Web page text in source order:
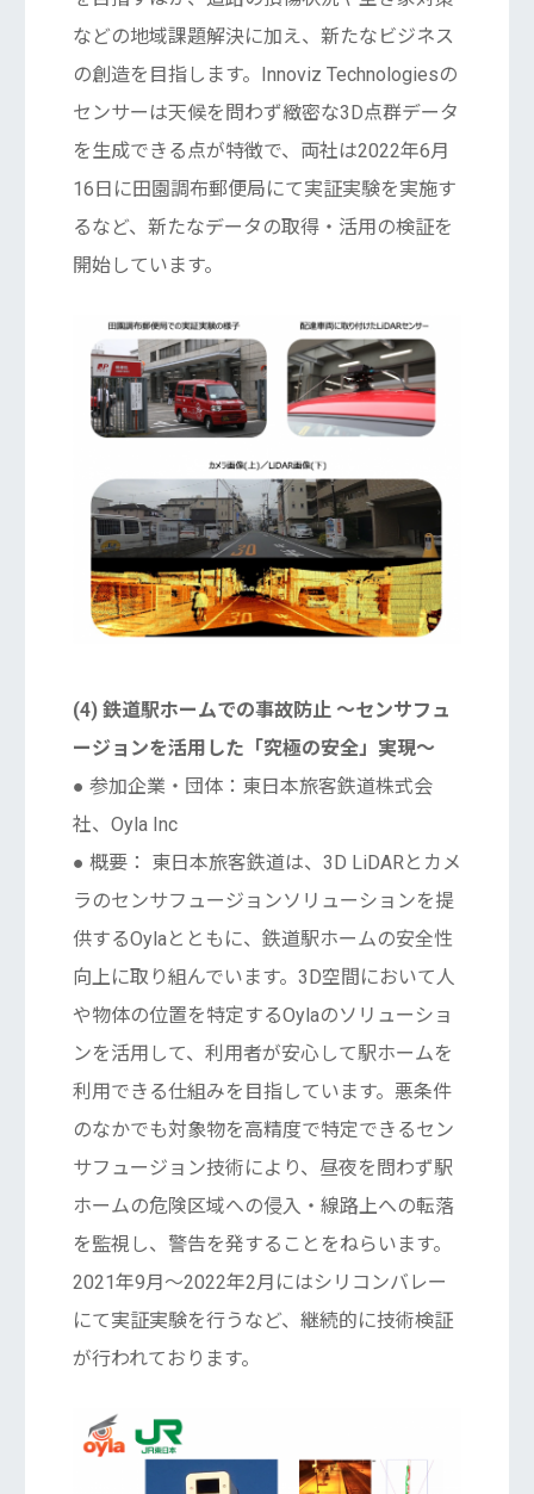
などの地域課題解決に加え、新たなビジネス
の創造を目指します。Innoviz Technologiesの
センサーは天候を問わず緻密な3D点群データ
を生成できる点が特徴で、両社は2022年6月
16日に田園調布郵便局にて実証実験を実施す
るなど、新たなデータの取得・活用の検証を
開始しています。
(4) 鉄道駅ホームでの事故防止 〜センサフュ
ージョンを活用した「究極の安全」実現〜
● 参加企業・団体：東日本旅客鉄道株式会
社、Oyla Inc
● 概要： 東日本旅客鉄道は、3D LiDARとカメ
ラのセンサフュージョンソリューションを提
供するOylaとともに、鉄道駅ホームの安全性
向上に取り組んでいます。3D空間において人
や物体の位置を特定するOylaのソリューショ
ンを活用して、利用者が安心して駅ホームを
利用できる仕組みを目指しています。悪条件
のなかでも対象物を高精度で特定できるセン
サフュージョン技術により、昼夜を問わず駅
ホームの危険区域への侵入・線路上への転落
を監視し、警告を発することをねらいます。
2021年9月〜2022年2月にはシリコンバレー
にて実証実験を行うなど、継続的に技術検証
が行われております。